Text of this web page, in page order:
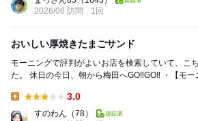
2026/06 訪問
1回
おいしい厚焼きたまごサンド
モーニングで評判がよいお店を検索していて、こ
た。 休日の今日、朝から梅田へGO‼️GO‼️ ・【モーニング】たまごサンド
3.0
すのわん （78）